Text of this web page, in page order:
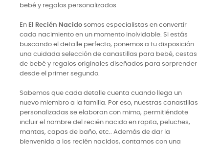
bebé y regalos personalizados
En El Recién Nacido somos especialistas en convertir
cada nacimiento en un momento inolvidable. Si estás
buscando el detalle perfecto, ponemos a tu disposición
una cuidada selección de canastillas para bebé, cestas
de bebé y regalos originales diseñados para sorprender
desde el primer segundo.
Sabemos que cada detalle cuenta cuando llega un
nuevo miembro a la familia. Por eso, nuestras canastillas
personalizadas se elaboran con mimo, permitiéndote
incluir el nombre del recién nacido en ropita, peluches,
mantas, capas de baño, etc.. Además de dar la
bienvenida a los recién nacidos, contamos con una